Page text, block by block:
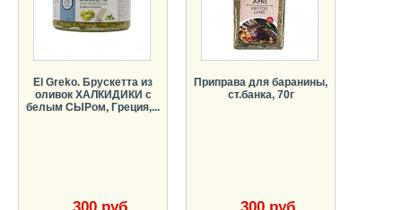
El Greko. Брускетта из
оливок ХАЛКИДИКИ с
белым СЫРом, Греция,...
300 руб.
Приправа для баранины,
ст.банка, 70г
300 руб.